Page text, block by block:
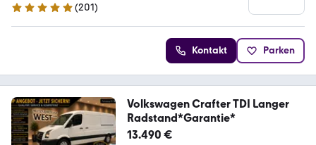
4.9 Sterne
(201)
Kontakt Parken
Volkswagen Crafter TDI Langer
Radstand*Garantie*
13.490 €